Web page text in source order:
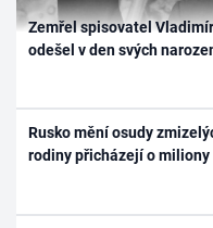
Zemřel spisovatel
odešel v den svých
Rusko mění osudy
rodiny přicházejí o miliony